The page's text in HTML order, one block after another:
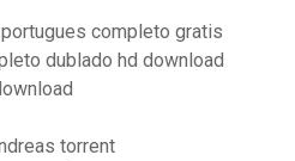
completo gratis
dublado hd download
torrent